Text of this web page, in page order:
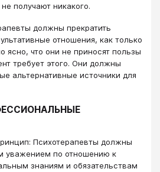
получают никакого.
должны прекратить
отношения, как только
ясно, что они не приносят пользы
требует этого. Они должны
альтернативные источники для
Психотерапевты должны
уважением по отношению к
знаниям и обязательствам